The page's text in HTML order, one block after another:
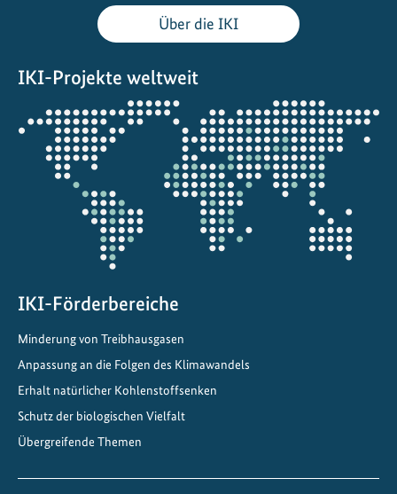
n
a
s
c
h
u
t
z
e
2
Über die IKI
IKI-Projekte weltweit
Öffnet
die
Projektkarte
IKI-Förderbereiche
Minderung von Treibhausgasen
Anpassung an die Folgen des Klimawandels
Erhalt natürlicher Kohlenstoffsenken
Schutz der biologischen Vielfalt
Übergreifende Themen